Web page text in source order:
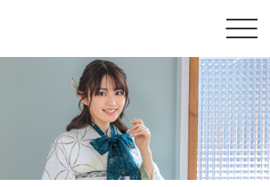
メニ
ュー
開閉